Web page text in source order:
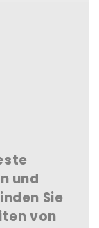
und
Sie
von